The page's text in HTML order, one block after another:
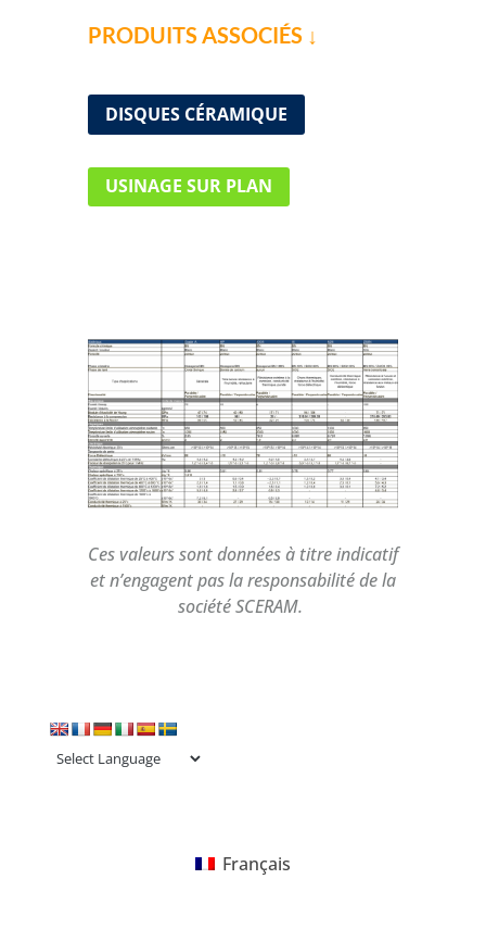
PRODUITS ASSOCIÉS ↓
DISQUES CÉRAMIQUE
USINAGE SUR PLAN
Ces valeurs sont données à titre indicatif
et n’engagent pas la responsabilité de la
société SCERAM.
Français